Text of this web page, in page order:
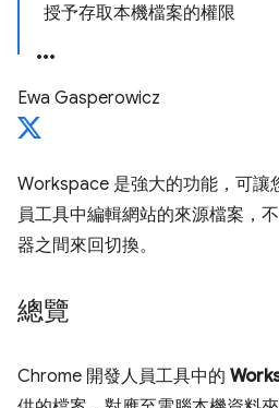
授予存取本機檔案的權限
Ewa Gasperowicz
Workspace 是強大的功能，可讓
員工具中編輯網站的來源檔案，
器之間來回切換。
總覽
Chrome 開發人員工具中的